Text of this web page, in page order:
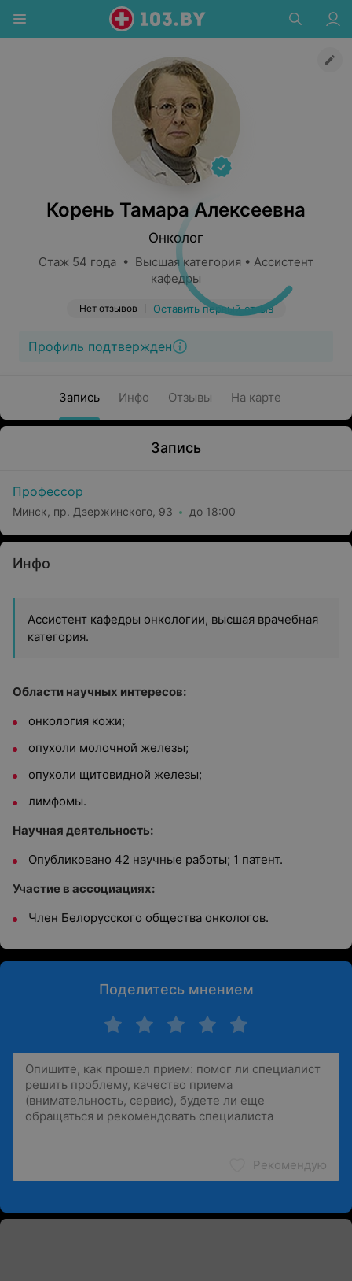
Корень Тамара Алексеевна
Онколог
Стаж 54 года • Высшая категория • Ассистент
кафедры
Нет отзывов Оставить первый отзыв
Профиль подтвержден
Запись Инфо Отзывы На карте
Запись
Профессор
Минск, пр. Дзержинского, 93 до 18:00
Инфо
Ассистент кафедры онкологии, высшая врачебная
категория.
Области научных интересов:
онкология кожи;
опухоли молочной железы;
опухоли щитовидной железы;
лимфомы.
Научная деятельность:
Опубликовано 42 научные работы; 1 патент.
Участие в ассоциациях:
Член Белорусского общества онкологов.
Поделитесь мнением
Рекомендую